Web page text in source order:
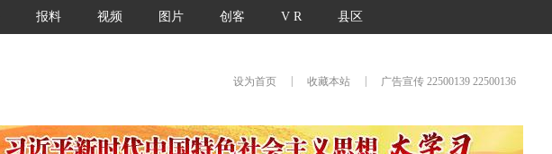
报料 视频 图片 创客 V R 县区
设为首页 收藏本站 广告宣传 22500139 22500136